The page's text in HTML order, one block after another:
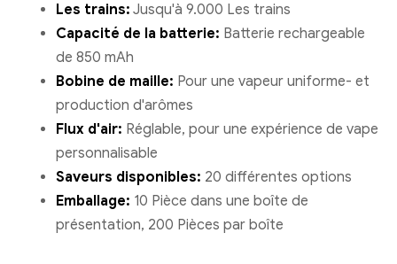
Les trains: Jusqu'à 9.000 Les trains
Capacité de la batterie: Batterie rechargeable
de 850 mAh
Bobine de maille: Pour une vapeur uniforme- et
production d'arômes
Flux d'air: Réglable, pour une expérience de vape
personnalisable
Saveurs disponibles: 20 différentes options
Emballage: 10 Pièce dans une boîte de
présentation, 200 Pièces par boîte